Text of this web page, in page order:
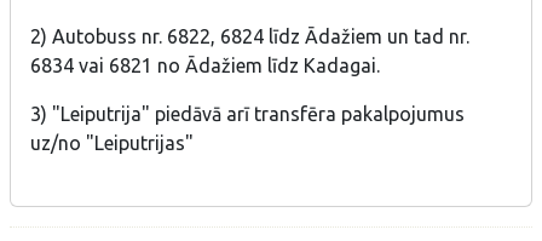
2) Autobuss nr. 6822, 6824 līdz Ādažiem un tad nr.
6834 vai 6821 no Ādažiem līdz Kadagai.
3) "Leiputrija" piedāvā arī transfēra pakalpojumus
uz/no "Leiputrijas"